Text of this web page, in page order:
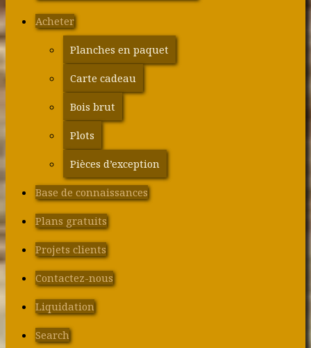
Acheter
Planches en paquet
Carte cadeau
Bois brut
Plots
Pièces d’exception
Base de connaissances
Plans gratuits
Projets clients
Contactez-nous
Liquidation
Search